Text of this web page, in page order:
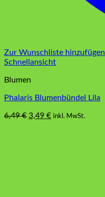
Zur Wunschliste hinzufügen
Schnellansicht
Blumen
Phalaris Blumenbündel Lila
6,49€ Ursprünglicher
3,49 €Aktueller
inkl. MwSt.